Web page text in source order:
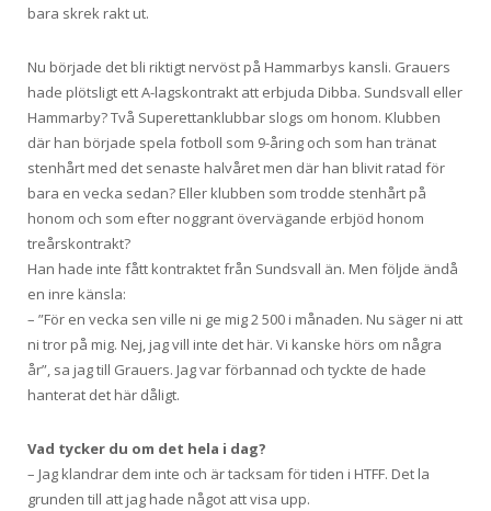
bara skrek rakt ut.
Nu började det bli riktigt nervöst på Hammarbys kansli. Grauers
hade plötsligt ett A-lagskontrakt att erbjuda Dibba. Sundsvall eller
Hammarby? Två Superettanklubbar slogs om honom. Klubben
där han började spela fotboll som 9-åring och som han tränat
stenhårt med det senaste halvåret men där han blivit ratad för
bara en vecka sedan? Eller klubben som trodde stenhårt på
honom och som efter noggrant övervägande erbjöd honom
treårskontrakt?
Han hade inte fått kontraktet från Sundsvall än. Men följde ändå
en inre känsla:
– ”För en vecka sen ville ni ge mig 2 500 i månaden. Nu säger ni att
ni tror på mig. Nej, jag vill inte det här. Vi kanske hörs om några
år”, sa jag till Grauers. Jag var förbannad och tyckte de hade
hanterat det här dåligt.
Vad tycker du om det hela i dag?
– Jag klandrar dem inte och är tacksam för tiden i HTFF. Det la
grunden till att jag hade något att visa upp.